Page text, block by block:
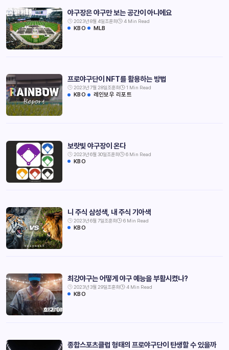
야구장은 야구만 보는 공간이 아니에요
2023년 8월 4일조훈희 4 Min Read
KBO MLB
프로야구단이 NFT를 활용하는 방법
2023년 7월 28일조훈희 1 Min Read
KBO 레인보우 리포트
보랏빛 야구장이 온다
2023년 6월 30일조훈희 6 Min Read
KBO
니 주식 삼성색, 내 주식 기아색
2023년 6월 7일조훈희 6 Min Read
KBO
최강야구는 어떻게 야구 예능을 부활시켰나?
2023년 3월 29일조훈희 4 Min Read
KBO
종합스포츠클럽 형태의 프로야구단이 탄생할 수 있을까